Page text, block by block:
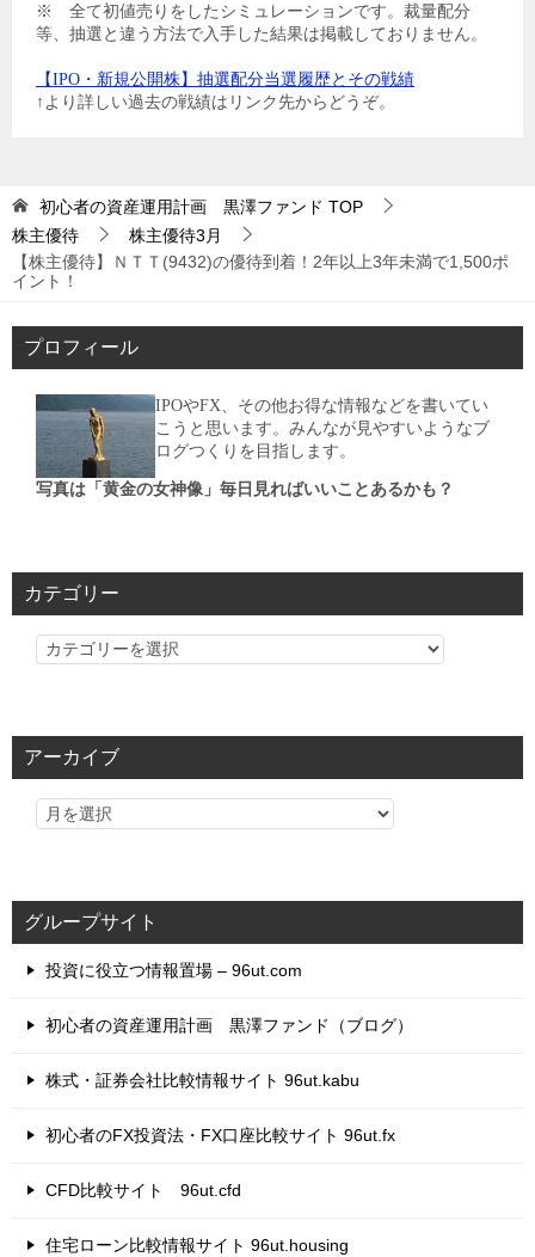
※ 全て初値売りをしたシミュレーションです。裁量配分
等、抽選と違う方法で入手した結果は掲載しておりません。
【IPO・新規公開株】抽選配分当選履歴とその戦績
↑より詳しい過去の戦績はリンク先からどうぞ。
初心者の資産運用計画 黒澤ファンド TOP
株主優待
株主優待3月
【株主優待】ＮＴＴ(9432)の優待到着！2年以上3年未満で1,500ポ
イント！
プロフィール
IPOやFX、その他お得な情報などを書いてい
こうと思います。みんなが見やすいようなブ
ログつくりを目指します。
写真は「黄金の女神像」毎日見ればいいことあるかも？
カテゴリー
カ
リ
アーカイブ
グループサイト
投資に役立つ情報置場 – 96ut.com
初心者の資産運用計画 黒澤ファンド（ブログ）
株式・証券会社比較情報サイト 96ut.kabu
初心者のFX投資法・FX口座比較サイト 96ut.fx
CFD比較サイト 96ut.cfd
住宅ローン比較情報サイト 96ut.housing